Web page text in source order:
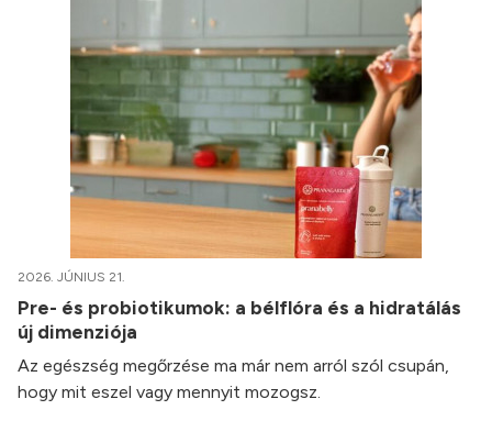
2026. JÚNIUS 21.
Pre- és probiotikumok: a bélflóra és a hidratálás
új dimenziója
Az egészség megőrzése ma már nem arról szól csupán,
hogy mit eszel vagy mennyit mozogsz.